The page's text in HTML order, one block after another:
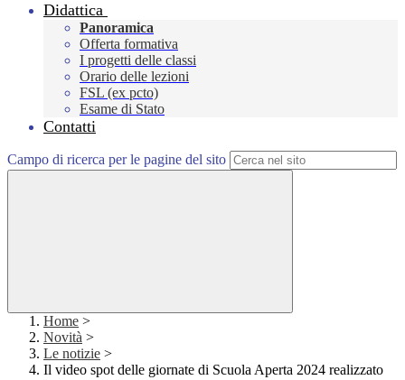
Didattica
Panoramica
Offerta formativa
I progetti delle classi
Orario delle lezioni
FSL (ex pcto)
Esame di Stato
Contatti
Campo di ricerca per le pagine del sito
Home >
Novità >
Le notizie >
Il video spot delle giornate di Scuola Aperta 2024 realizzato